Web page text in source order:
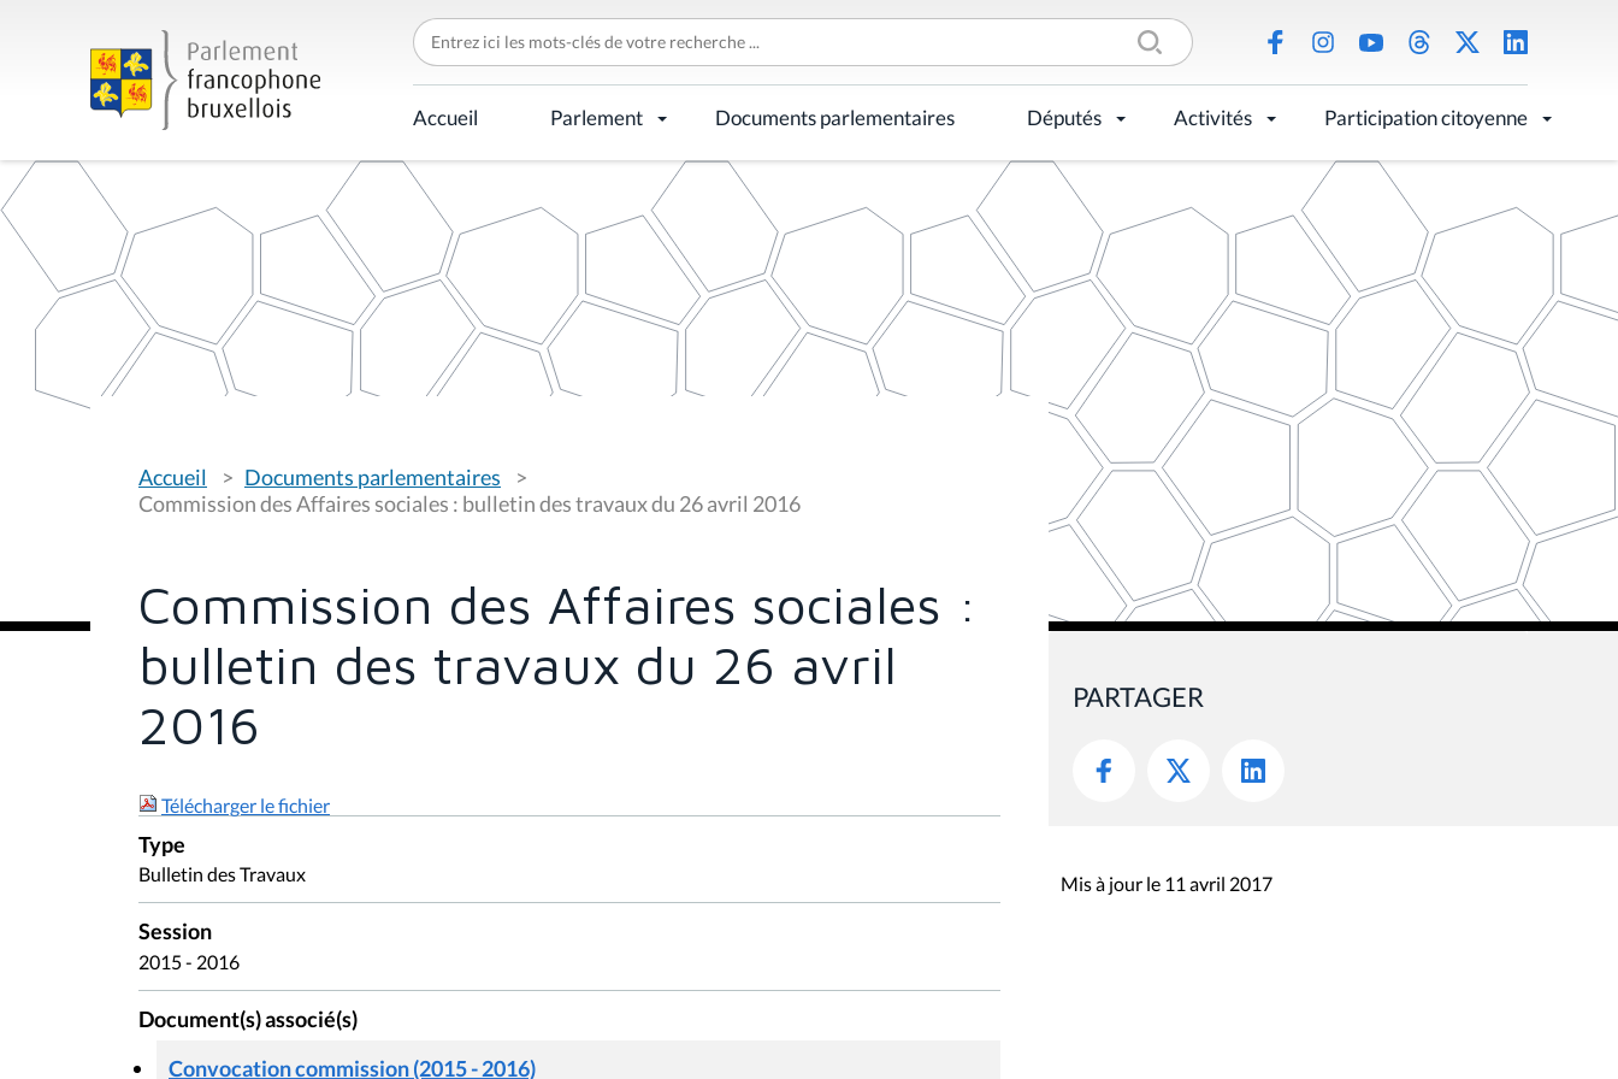
C
h
e
r
c
h
r
p
Accueil Parlement Documents parlementaires Députés Activités Participation citoyenne
o
u
s
s
i
:
Accueil
Documents parlementaires
Commission des Affaires sociales : bulletin des travaux du 26 avril 2016
Commission des Affaires sociales :
bulletin des travaux du 26 avril
2016
Télécharger le fichier
Type
Bulletin des Travaux
Session
2015 - 2016
Document(s) associé(s)
Convocation commission (2015 - 2016)
PARTAGER
Mis à jour le 11 avril 2017